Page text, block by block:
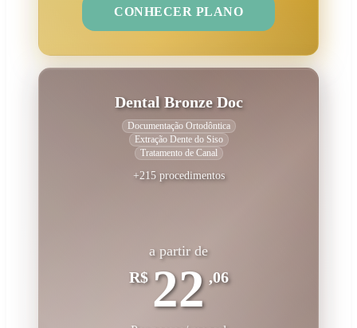
CONHECER PLANO
Dental Bronze Doc
Documentação Ortodôntica
Extração Dente do Siso
Tratamento de Canal
+215 procedimentos
a partir de
R$ 22 ,06